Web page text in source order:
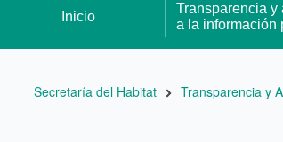
Inicio
Transparencia y
a la información
Ruta
Secretaría del Habitat Transparencia y